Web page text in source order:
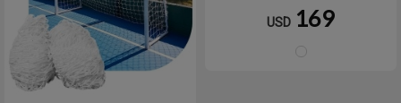
USD 169